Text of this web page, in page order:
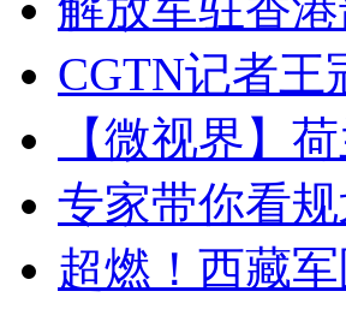
CGTN记者王
【微视界】
专家带你看
超燃！西藏